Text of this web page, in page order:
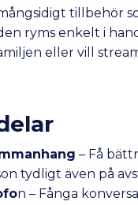
tillbehör
ryms enkelt i
eller vill
– Få
tydligt även på
n – Fånga